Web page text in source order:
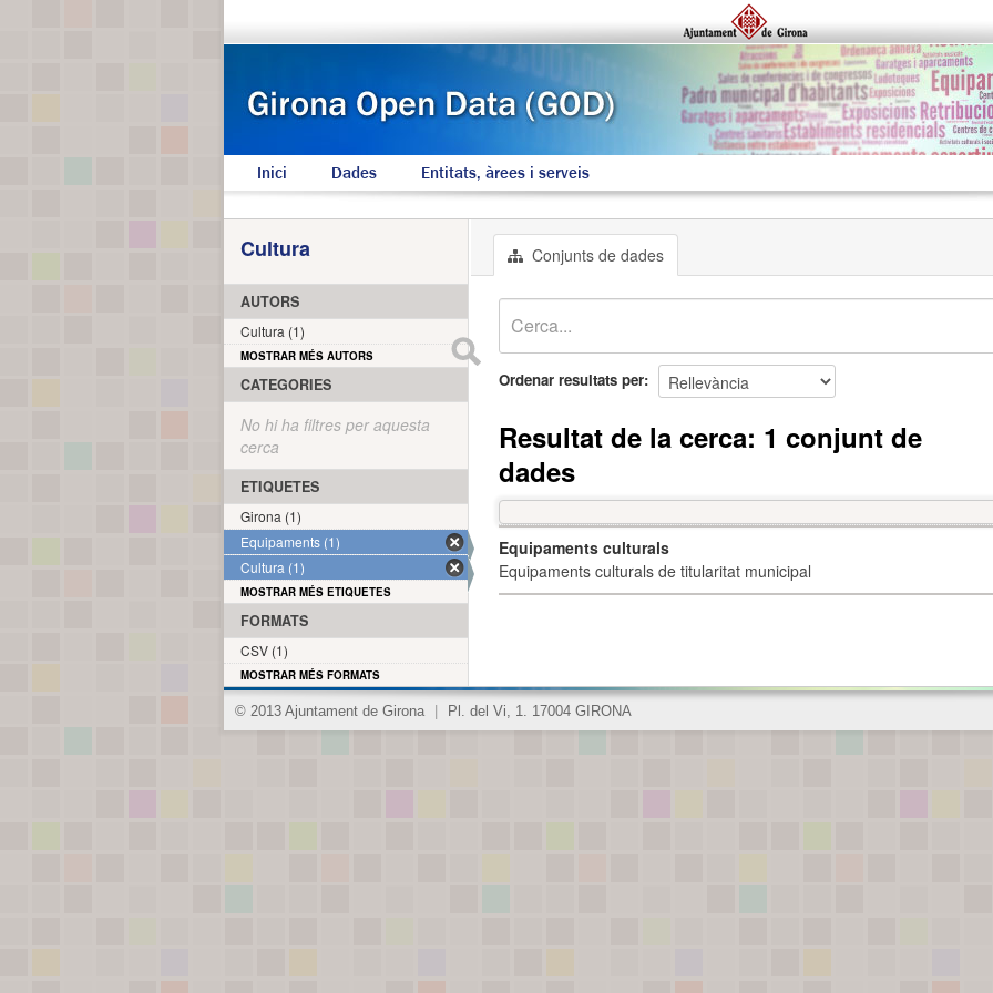
Inici Dades Entitats, àrees i serveis
Conjunts de dades
Ordenar resultats per
Resultat de la cerca: 1 conjunt de
dades
Equipaments culturals
Equipaments culturals de titularitat municipal
Cultura
AUTORS
Cultura (1)
MOSTRAR MÉS AUTORS
CATEGORIES
No hi ha filtres per aquesta
cerca
ETIQUETES
Girona (1)
Equipaments (1)
Cultura (1)
MOSTRAR MÉS ETIQUETES
FORMATS
CSV (1)
MOSTRAR MÉS FORMATS
© 2013 Ajuntament de Girona Pl. del Vi, 1. 17004 GIRONA